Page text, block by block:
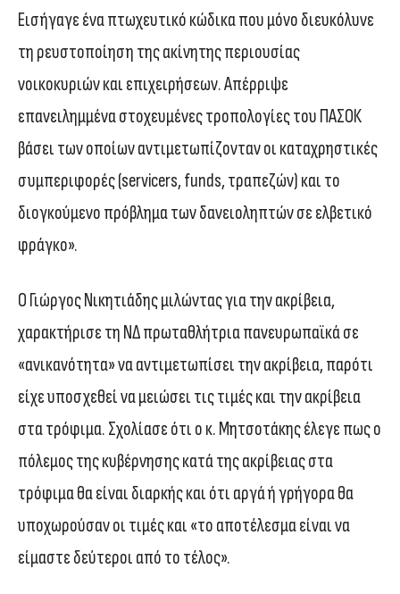
Εισήγαγε ένα πτωχευτικό κώδικα που μόνο διευκόλυνε
τη ρευστοποίηση της ακίνητης περιουσίας
νοικοκυριών και επιχειρήσεων. Απέρριψε
επανειλημμένα στοχευμένες τροπολογίες του ΠΑΣΟΚ
βάσει των οποίων αντιμετωπίζονταν οι καταχρηστικές
συμπεριφορές (servicers, funds, τραπεζών) και το
διογκούμενο πρόβλημα των δανειοληπτών σε ελβετικό
φράγκο».
Ο Γιώργος Νικητιάδης μιλώντας για την ακρίβεια,
χαρακτήρισε τη ΝΔ πρωταθλήτρια πανευρωπαϊκά σε
«ανικανότητα» να αντιμετωπίσει την ακρίβεια, παρότι
είχε υποσχεθεί να μειώσει τις τιμές και την ακρίβεια
στα τρόφιμα. Σχολίασε ότι ο κ. Μητσοτάκης έλεγε πως ο
πόλεμος της κυβέρνησης κατά της ακρίβειας στα
τρόφιμα θα είναι διαρκής και ότι αργά ή γρήγορα θα
υποχωρούσαν οι τιμές και «το αποτέλεσμα είναι να
είμαστε δεύτεροι από το τέλος».